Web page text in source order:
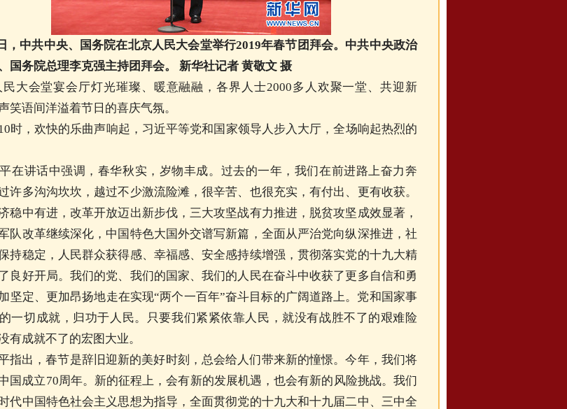
，中共中央、国务院在北京人民大会堂举行2019年春节团拜会。中共中央政治
国务院总理李克强主持团拜会。 新华社记者 黄敬文 摄
民大会堂宴会厅灯光璀璨、暖意融融，各界人士2000多人欢聚一堂、共迎新
笑语间洋溢着节日的喜庆气氛。
时，欢快的乐曲声响起，习近平等党和国家领导人步入大厅，全场响起热烈的
在讲话中强调，春华秋实，岁物丰成。过去的一年，我们在前进路上奋力奔
许多沟沟坎坎，越过不少激流险滩，很辛苦、也很充实，有付出、更有收获。
稳中有进，改革开放迈出新步伐，三大攻坚战有力推进，脱贫攻坚成效显著，
队改革继续深化，中国特色大国外交谱写新篇，全面从严治党向纵深推进，社
持稳定，人民群众获得感、幸福感、安全感持续增强，贯彻落实党的十九大精
良好开局。我们的党、我们的国家、我们的人民在奋斗中收获了更多自信和勇
坚定、更加昂扬地走在实现“两个一百年”奋斗目标的广阔道路上。党和国家事
一切成就，归功于人民。只要我们紧紧依靠人民，就没有战胜不了的艰难险
有成就不了的宏图大业。
指出，春节是辞旧迎新的美好时刻，总会给人们带来新的憧憬。今年，我们将
国成立70周年。新的征程上，会有新的发展机遇，也会有新的风险挑战。我们
代中国特色社会主义思想为指导，全面贯彻党的十九大和十九届二中、三中全